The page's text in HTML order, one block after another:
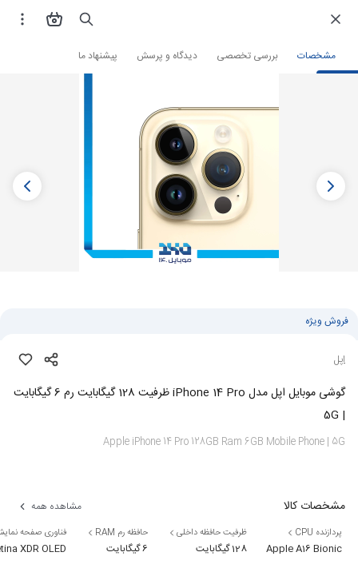
مشخصات بررسی تخصصی دیدگاه و پرسش پیشنهاد ما فروشگاه اینترنتی گوشی موبایل گوشی آیفون
فروش ویژه
اپل
گوشی موبایل اپل مدل iPhone 14 Pro ظرفیت 128 گیگابایت رم 6 گیگابایت
| 5G
Apple iPhone 14 Pro 128GB Ram 6GB Mobile Phone | 5G
مشخصات کالا مشاهده همه
پردازنده CPU
Apple A16 Bionic
ظرفیت حافظه داخلی
128 گیگابایت
حافظه رم RAM
6 گیگابایت
فناوری صفحه
XDR OLED